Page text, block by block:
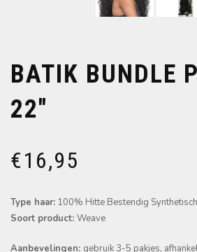
BATIK BUNDLE
22″
€16,95
Type haar: 100% Hitte Bestendig
Soort product: Weave
Aanbevelingen: gebruik 3-5 pakjes,